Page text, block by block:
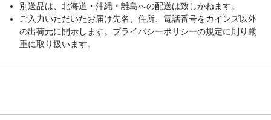
別送品は、北海道・沖縄・離島への配送は致しかねます。
ご入力いただいたお届け先名、住所、電話番号をカインズ以外
の出荷元に開示します。プライバシーポリシーの規定に則り厳
重に取り扱います。